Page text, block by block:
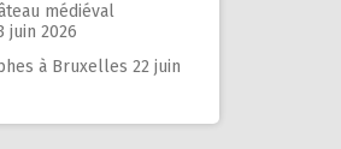
médiéval
juin 2026
à Bruxelles 22 juin